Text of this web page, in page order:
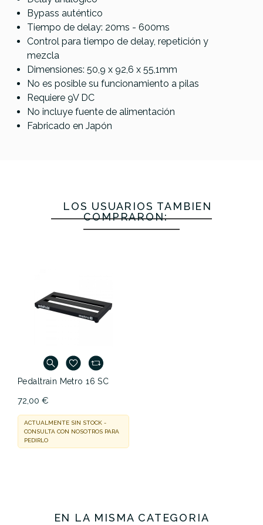
Bypass auténtico
Tiempo de delay: 20ms - 600ms
Control para tiempo de delay, repetición y
mezcla
Dimensiones: 50,9 x 92,6 x 55,1mm
No es posible su funcionamiento a pilas
Requiere 9V DC
No incluye fuente de alimentación
Fabricado en Japón
Referencia PEDAGUIIBA023
Electro
Harmonix 1
Echo
Nux NDD-
6 Duotime
Electro
Memory
Boy
JHS Delay
129,00 € 125,00 € 124,00 €
No hay características para comparar
LOS USUARIOS TAMBIÉN
COMPRARON:
Pedaltrain Metro 16 SC
72,00 €
ACTUALMENTE SIN STOCK -
CONSULTA CON NOSOTROS PARA
PEDIRLO
EN LA MISMA CATEGORÍA